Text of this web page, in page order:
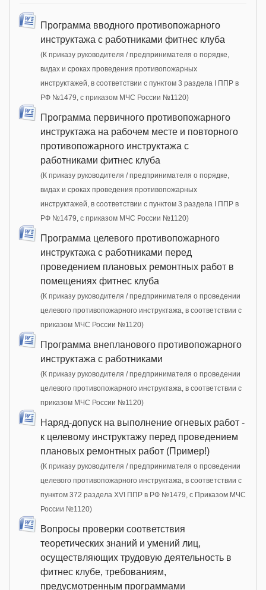
Программа вводного противопожарного
инструктажа с работниками фитнес клуба
(К приказу руководителя / предпринимателя о порядке,
видах и сроках проведения противопожарных
инструктажей, в соответствии с пунктом 3 раздела I ППР в
РФ №1479, с приказом МЧС России №1120)
Программа первичного противопожарного
инструктажа на рабочем месте и повторного
противопожарного инструктажа с
работниками фитнес клуба
(К приказу руководителя / предпринимателя о порядке,
видах и сроках проведения противопожарных
инструктажей, в соответствии с пунктом 3 раздела I ППР в
РФ №1479, с приказом МЧС России №1120)
Программа целевого противопожарного
инструктажа с работниками перед
проведением плановых ремонтных работ в
помещениях фитнес клуба
(К приказу руководителя / предпринимателя о проведении
целевого противопожарного инструктажа, в соответствии с
приказом МЧС России №1120)
Программа внепланового противопожарного
инструктажа с работниками
(К приказу руководителя / предпринимателя о проведении
целевого противопожарного инструктажа, в соответствии с
приказом МЧС России №1120)
Наряд-допуск на выполнение огневых работ -
к целевому инструктажу перед проведением
плановых ремонтных работ (Пример!)
(К приказу руководителя / предпринимателя о проведении
целевого противопожарного инструктажа, в соответствии с
пунктом 372 раздела XVI ППР в РФ №1479, c Приказом МЧС
России №1120)
Вопросы проверки соответствия
теоретических знаний и умений лиц,
осуществляющих трудовую деятельность в
фитнес клубе, требованиям,
предусмотренным программами